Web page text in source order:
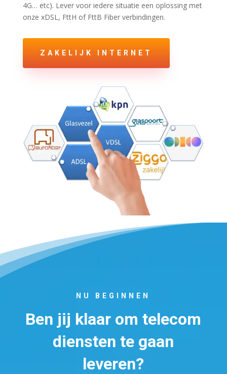
4G… etc). Lever voor iedere situatie een oplossing met
onze xDSL, FttH of FttB Fiber verbindingen.
ZAKELIJK INTERNET
NU BEGINNEN
Ben jij klaar om telecom
diensten te gaan
leveren?